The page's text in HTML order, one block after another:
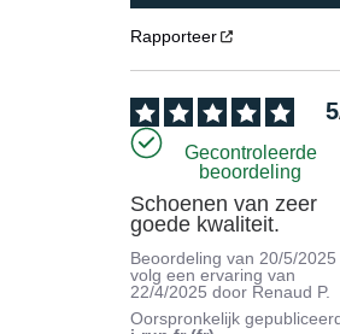
Rapporteer
5
Gecontroleerde
beoordeling
Schoenen van zeer
goede kwaliteit.
Beoordeling van20/5/2025
volg een ervaring van
22/4/2025 door Renaud P.
Oorspronkelijk